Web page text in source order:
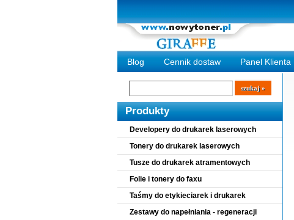
Blog Cennik dostaw Panel Klienta
Wyszukiwarka
szukaj
Produkty
Developery do drukarek laserowych
Tonery do drukarek laserowych
Tusze do drukarek atramentowych
Folie i tonery do faxu
Taśmy do etykieciarek i drukarek
Zestawy do napełniania - regeneracji